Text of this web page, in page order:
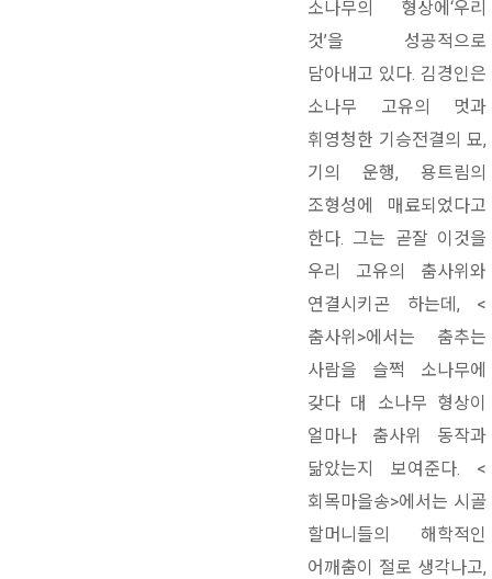
소나무의 형상에‘우리
것’을 성공적으로
담아내고 있다. 김경인은
소나무 고유의 멋과
휘영청한 기승전결의 묘,
기의 운행, 용트림의
조형성에 매료되었다고
한다. 그는 곧잘 이것을
우리 고유의 춤사위와
연결시키곤 하는데, <
춤사위>에서는 춤추는
사람을 슬쩍 소나무에
갖다 대 소나무 형상이
얼마나 춤사위 동작과
닮았는지 보여준다. <
회목마을송>에서는 시골
할머니들의 해학적인
어깨춤이 절로 생각나고,